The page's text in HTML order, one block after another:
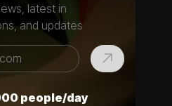
latest in
and updates
people/day